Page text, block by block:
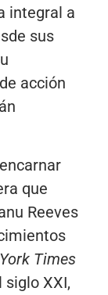
integral a
sus
acción
que
Reeves
Times
XXI,